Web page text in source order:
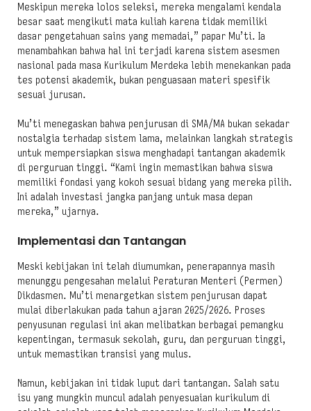
Meskipun mereka lolos seleksi, mereka mengalami kendala
besar saat mengikuti mata kuliah karena tidak memiliki
dasar pengetahuan sains yang memadai,” papar Mu’ti. Ia
menambahkan bahwa hal ini terjadi karena sistem asesmen
nasional pada masa Kurikulum Merdeka lebih menekankan pada
tes potensi akademik, bukan penguasaan materi spesifik
sesuai jurusan.
Mu’ti menegaskan bahwa penjurusan di SMA/MA bukan sekadar
nostalgia terhadap sistem lama, melainkan langkah strategis
untuk mempersiapkan siswa menghadapi tantangan akademik
di perguruan tinggi. “Kami ingin memastikan bahwa siswa
memiliki fondasi yang kokoh sesuai bidang yang mereka pilih.
Ini adalah investasi jangka panjang untuk masa depan
mereka,” ujarnya.
Implementasi dan Tantangan
Meski kebijakan ini telah diumumkan, penerapannya masih
menunggu pengesahan melalui Peraturan Menteri (Permen)
Dikdasmen. Mu’ti menargetkan sistem penjurusan dapat
mulai diberlakukan pada tahun ajaran 2025/2026. Proses
penyusunan regulasi ini akan melibatkan berbagai pemangku
kepentingan, termasuk sekolah, guru, dan perguruan tinggi,
untuk memastikan transisi yang mulus.
Namun, kebijakan ini tidak luput dari tantangan. Salah satu
isu yang mungkin muncul adalah penyesuaian kurikulum di